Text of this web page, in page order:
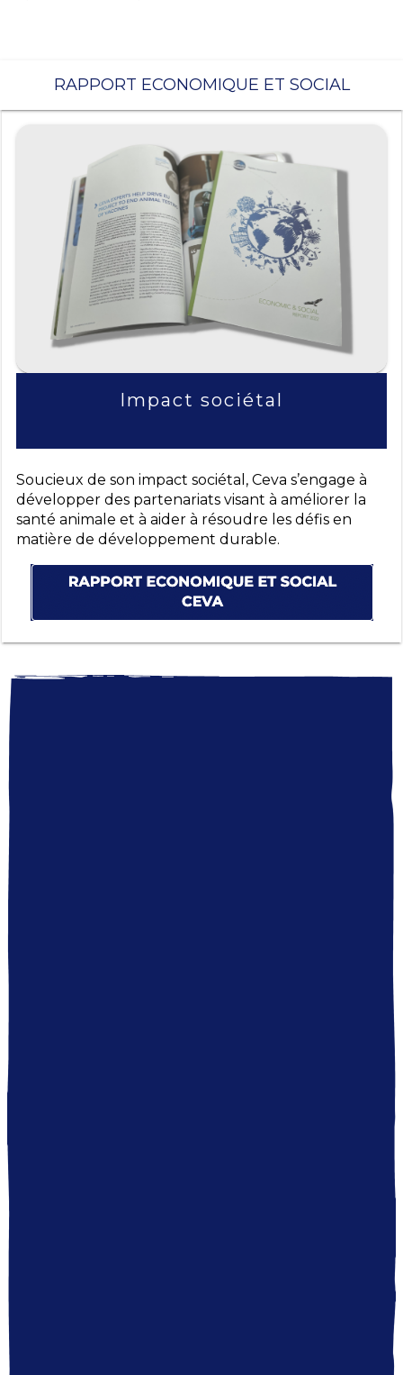
RAPPORT ECONOMIQUE ET SOCIAL
Impact sociétal
Soucieux de son impact sociétal, Ceva s’engage à
développer des partenariats visant à améliorer la
santé animale et à aider à résoudre les défis en
matière de développement durable.